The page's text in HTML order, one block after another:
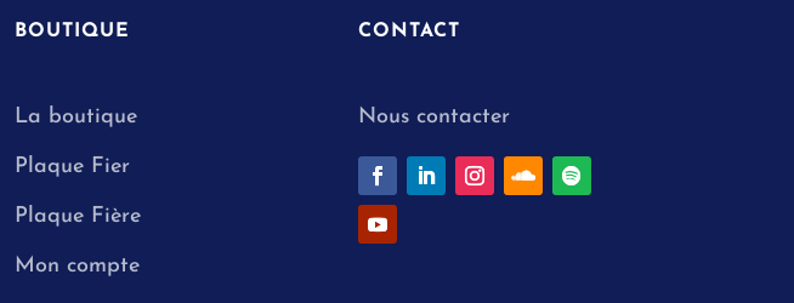
BOUTIQUE
La boutique
Plaque Fier
Plaque Fière
Mon compte
CONTACT
Nous contacter